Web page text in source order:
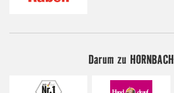
Darum zu HORNBACH